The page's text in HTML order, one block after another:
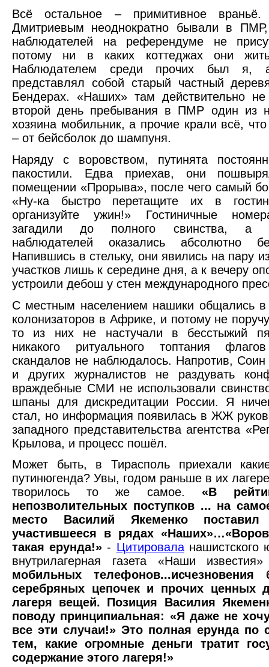
Всё остальное – примитивное
Дмитриевым неоднократно бывали в
наблюдателей на референдуме не
потому ни в каких коттеджах они
Наблюдателем среди прочих был я, а
представлял собой старый частный
Бендерах. «Наших» там действительно
второй день пребывания в ПМР один из
хозяина мобильник, а прочие крали всё,
– от бейсболок до шампуня.
Наряду с воровством, путинята
пакостили. Едва приехав, они
помещении «Прорыва», после чего самый
«Ну-ка быстро перетащите их в
организуйте ужин!» Гостиничные
загадили до полного свинства, а
наблюдателей оказались абсолютно
Напившись в стельку, они явились на пару
участков лишь к середине дня, а к вечеру
устроили дебош у стен международного
С местным населением нашики общались в
колонизаторов в Африке, и потому не
то из них не настучали в бесстыжий
никакого ритуального топтания
скандалов не наблюдалось. Напротив,
и других журналистов не раздувать
враждебные СМИ не использовали
шпаны для дискредитации России. Я
стал, но информация появилась в ЖЖ
западного представительства агентства
Крылова, и процесс пошёл.
Может быть, в Тирасполь приехали
путинюгенда? Увы, годом раньше в их
творилось то же самое. «В
непозволительных поступков ... на
место Василий Якеменко поставил
участившееся в рядах
такая ерунда!» - Цитироваланашистского
внутрилагерная газета «Наши
мобильных телефонов...исчезновения
серебряных цепочек и прочих ценных
лагеря вещей. Позиция Василия
поводу принципиальная: «Я даже не
все эти случаи!» Это полная ерунда по
тем, какие огромные деньги тратит
содержание этого лагеря!»